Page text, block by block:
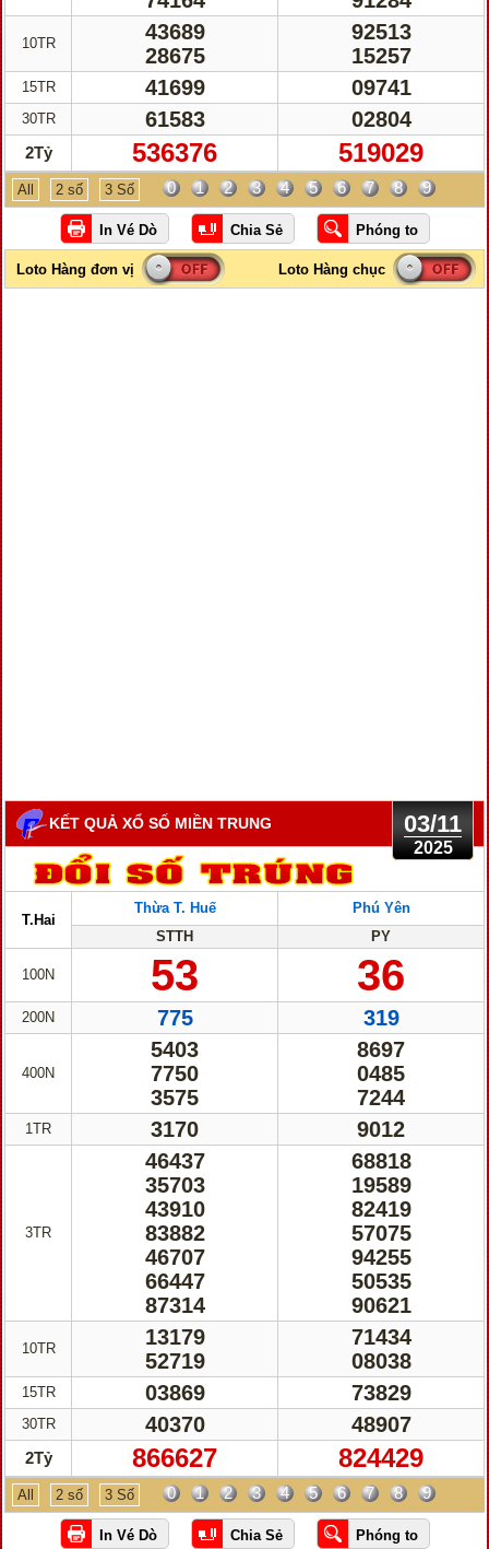
10TR
15TR
30TR
2Tỷ
43689
28675
41699
61583
536376
92513
15257
09741
02804
519029
All 2 số 3 Số 0 1 2 3 4 5 6 7 8 9
KẾT QUẢ XỔ SỐ MIỀN TRUNG 03/11
2025
T.Hai
100N
200N
400N
1TR
3TR
10TR
15TR
30TR
2Tỷ
Thừa T. Huế
STTH
53
775
5403
7750
3575
3170
46437
35703
43910
83882
46707
66447
87314
13179
52719
03869
40370
866627
Phú Yên
PY
36
319
8697
0485
7244
9012
68818
19589
82419
57075
94255
50535
90621
71434
08038
73829
48907
824429
All 2 số 3 Số 0 1 2 3 4 5 6 7 8 9